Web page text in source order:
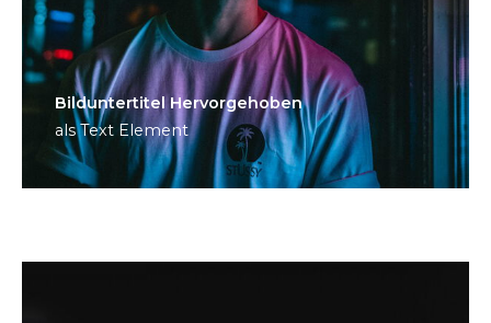
Bild­unter­titel Hervorgehoben
als Text Element